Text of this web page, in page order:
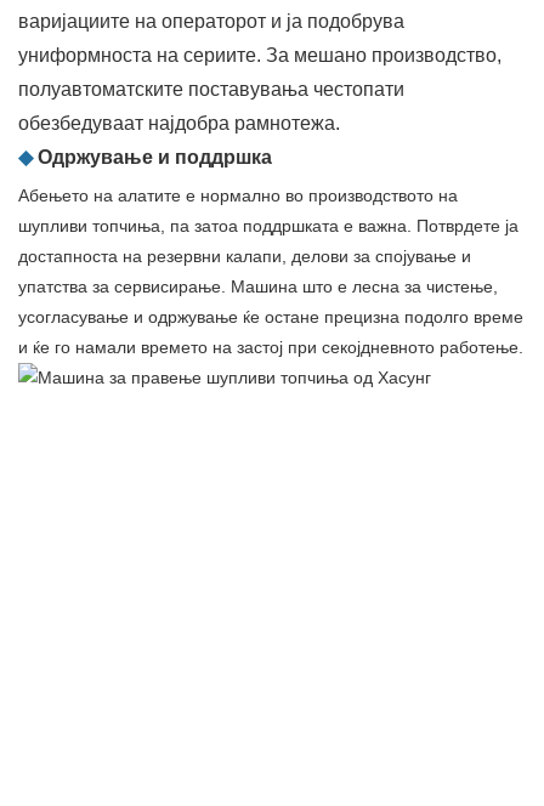
варијациите на операторот и ја подобрува
униформноста на сериите. За мешано производство,
полуавтоматските поставувања честопати
обезбедуваат најдобра рамнотежа.
◆Одржување и поддршка
Абењето на алатите е нормално во производството на
шупливи топчиња, па затоа поддршката е важна. Потврдете ја
достапноста на резервни калапи, делови за спојување и
упатства за сервисирање. Машина што е лесна за чистење,
усогласување и одржување ќе остане прецизна подолго време
и ќе го намали времето на застој при секојдневното работење.